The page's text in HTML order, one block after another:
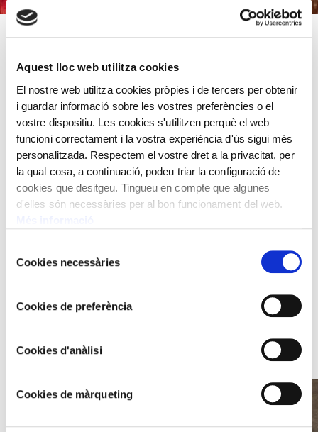
Aquest lloc web utilitza cookies
El nostre web utilitza cookies pròpies i de tercers per obtenir
i guardar informació sobre les vostres preferències o el
vostre dispositiu. Les cookies s'utilitzen perquè el web
funcioni correctament i la vostra experiència d'ús sigui més
personalitzada. Respectem el vostre dret a la privacitat, per
la qual cosa, a continuació, podeu triar la configuració de
cookies que desitgeu. Tingueu en compte que algunes
d'elles són necessàries per al bon funcionament del web.
deCookies necessàries
Cookies de preferència
Cookies d'anàlisi
Cookies de màrqueting
membre més rellevant de la nissaga Masriera. Cadascun
personal una activitat artística paral·lela, literària i
pictòrica. La faceta més coneguda de l’artista és la de
joier i especialment les seves aportacions com a
esmaltador.
Oli sobre tela
54x81 cm
TAMBÉ ET POT INTERESSAR